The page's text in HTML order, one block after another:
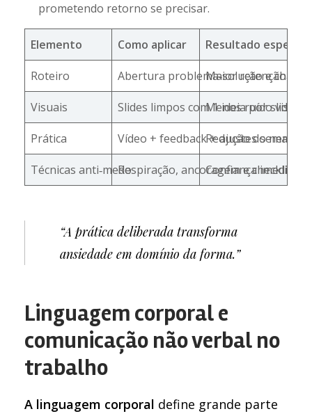
prometendo retorno se precisar.
Elemento Como aplicar Resultado
Roteiro Abertura problema‑solução e
Maior retenção do
Visuais Slides limpos com 1 ideia por slide
Menos ruído visual
Prática Vídeo + feedback + ajustes semanais
Redução do
Técnicas anti‑medoRespiração, ancoragem e checklists
Confiança imediata
“A prática deliberada transforma
ansiedade em domínio da forma.”
Linguagem corporal e
comunicação não verbal no
trabalho
A linguagem corporal define grande parte